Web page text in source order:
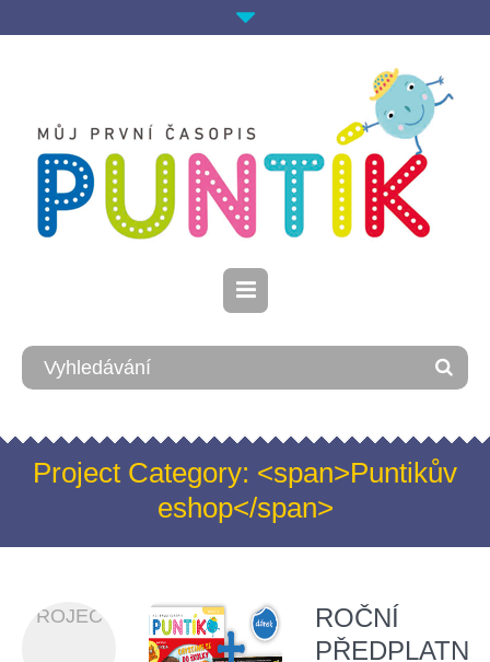
Project Category: <span>Puntikův
eshop</span>
PROJECT
ROČNÍ
PŘEDPLATNÉ